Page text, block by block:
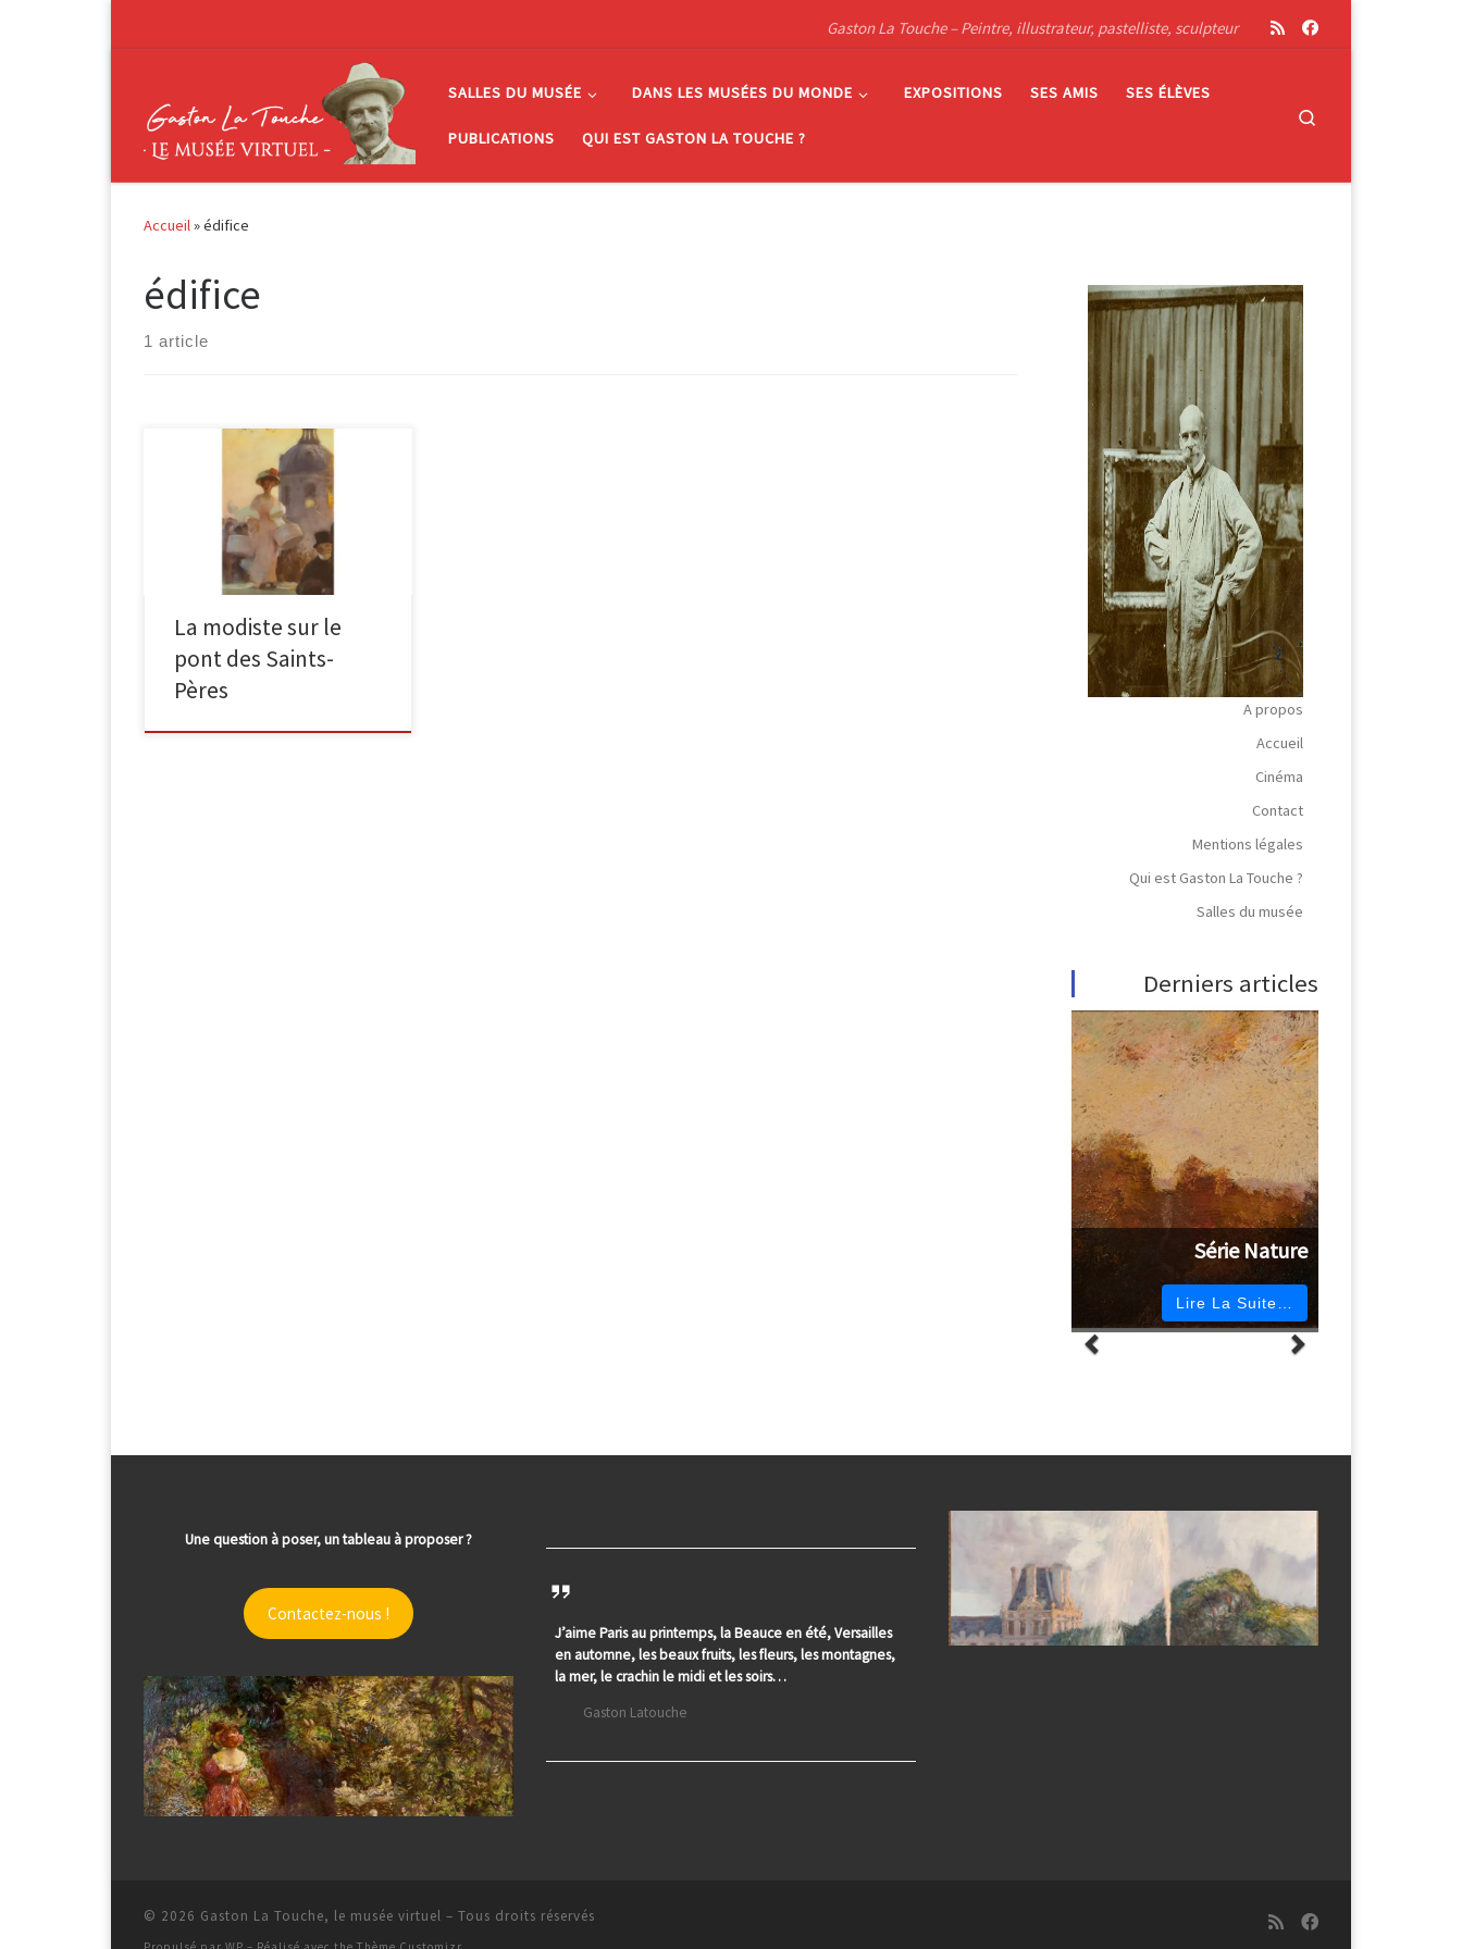
Gaston La Touche – Peintre, illustrateur, pastelliste, sculpteur
SALLES DU MUSÉE DANS LES MUSÉES DU MONDE EXPOSITIONS SES AMIS SES ÉLÈVES
PUBLICATIONS QUI EST GASTON LA TOUCHE ?
Accueil»édifice
édifice
1 article
La modiste sur le pont des Saints-
Pères Huile sur toile ; signé « Gaston
La Touche » sur les marches […]
La modiste sur le
pont des Saints-
Pères
A propos
Accueil
Cinéma
Contact
Mentions légales
Qui est Gaston La Touche ?
Salles du musée
Derniers articles
Série Nature
Lire La Suite…
Une question à poser, un tableau à proposer ?
Contactez-nous !
J’aime Paris au printemps, la Beauce en été, Versailles
en automne, les beaux fruits, les fleurs, les montagnes,
la mer, le crachin le midi et les soirs…
Gaston Latouche
© 2026 Gaston La Touche, le musée virtuel – Tous droits réservés